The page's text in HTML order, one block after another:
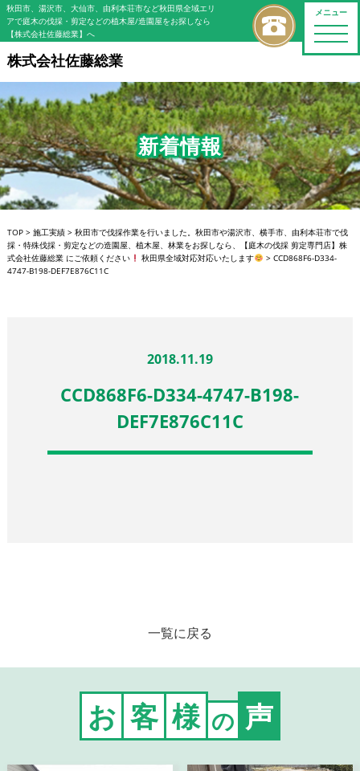
メニュー
toggle
秋田市、湯沢市、大仙市、由利本荘市など秋田県全域エリ
アで庭木の伐採・剪定などの植木屋/造園屋をお探しなら
【株式会社佐藤総業】へ
株式会社佐藤総業
新着情報
TOP> 施工実績> 秋田市で伐採作業を行いました。秋田市や湯沢市、横手市、由利本荘市で伐
採・特殊伐採・剪定などの造園屋、植木屋、林業をお探しなら、【庭木の伐採 剪定専門店】株
式会社佐藤総業 にご依頼ください
秋田県全域対応対応いたします > CCD868F6-D334-
4747-B198-DEF7E876C11C
2018.11.19
CCD868F6-D334-4747-B198-
DEF7E876C11C
一覧に戻る
お 客 様 の 声